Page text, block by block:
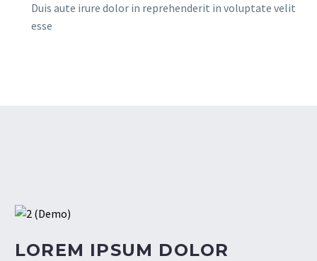
Duis aute irure dolor in reprehenderit in voluptate velit
esse
LOREM IPSUM DOLOR